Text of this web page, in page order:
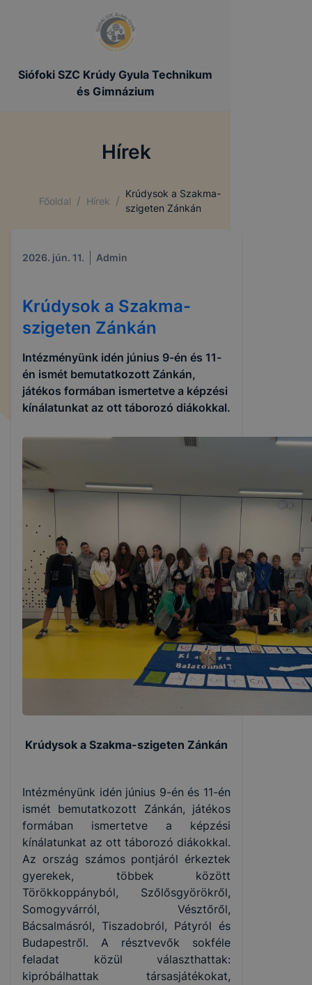
Siófoki SZC Krúdy Gyula Technikum
és Gimnázium
Hírek
Főoldal / Hírek /
Krúdysok a Szakma-
szigeten Zánkán
2026. jún. 11. Admin
Krúdysok a Szakma-
szigeten Zánkán
Intézményünk idén június 9-én és 11-
én ismét bemutatkozott Zánkán,
játékos formában ismertetve a képzési
kínálatunkat az ott táborozó diákokkal.
Krúdysok a Szakma-szigeten Zánkán
Intézményünk idén június 9-én és 11-én
ismét bemutatkozott Zánkán, játékos
formában ismertetve a képzési
kínálatunkat az ott táborozó diákokkal.
Az ország számos pontjáról érkeztek
gyerekek, többek között
Törökkoppányból, Szőlősgyörökről,
Somogyvárról, Vésztőről,
Bácsalmásról, Tiszadobról, Pátyról és
Budapestről. A résztvevők sokféle
feladat közül választhattak:
kipróbálhattak társasjátékokat,